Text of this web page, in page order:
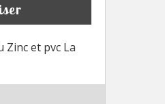
et pvc La